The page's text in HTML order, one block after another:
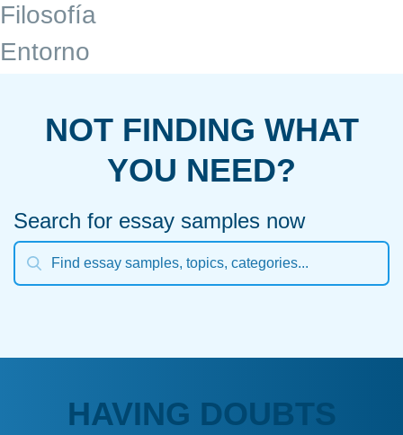
Filosofía
Entorno
NOT FINDING WHAT
YOU NEED?
Search for essay samples now
HAVING DOUBTS